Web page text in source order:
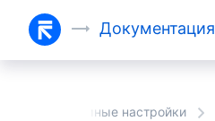
Документация
Системные настройки